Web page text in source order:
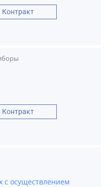
Контракт
Контракт
с осуществлением